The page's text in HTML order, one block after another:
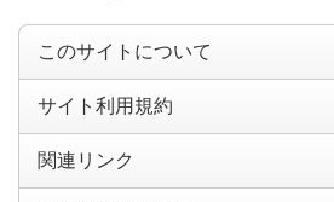
このサイトについて
サイト利用規約
関連リンク